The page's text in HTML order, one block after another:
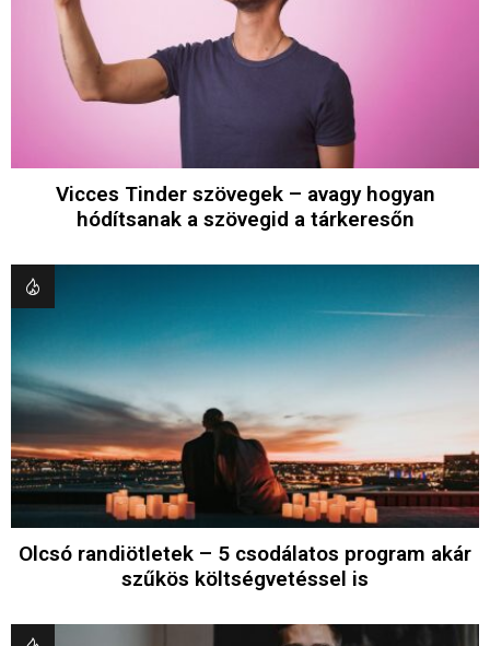
Vicces Tinder szövegek – avagy hogyan
hódítsanak a szövegid a tárkeresőn
Olcsó randiötletek – 5 csodálatos program akár
szűkös költségvetéssel is